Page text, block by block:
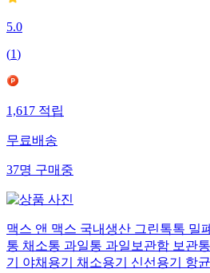
5.0
(1)
1,617적립
무료배송
37명구매중
맥스 앤 맥스 국내생산 그린톡톡 밀
통 채소통 과일통 과일보관함 보관
기 야채용기 채소용기 신선용기 항